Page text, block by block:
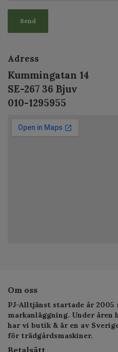
Send
Adress
Kummingatan 14
SE-267 36 Bjuv
010-1295955
Om oss
PJ-Alltjänst startade år 2005
markanläggning. Under
har vi butik & är en av
för trädgårdsmaskiner.
Betalsätt